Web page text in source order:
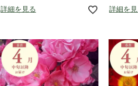
詳細を見る 詳細を見